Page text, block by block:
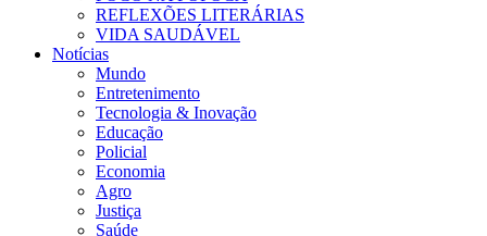
REFLEXÕES LITERÁRIAS
VIDA SAUDÁVEL
Notícias
Mundo
Entretenimento
Tecnologia & Inovação
Educação
Policial
Economia
Agro
Justiça
Saúde